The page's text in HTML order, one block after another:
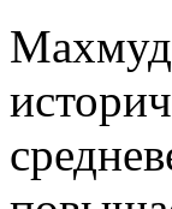
Махмуд